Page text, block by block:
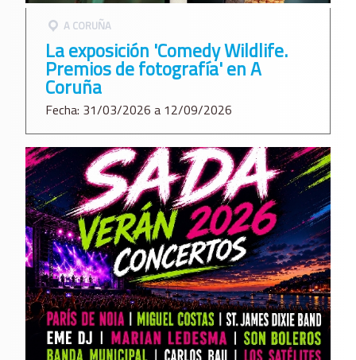
A CORUÑA
La exposición 'Comedy Wildlife.
Premios de fotografía' en A
Coruña
Fecha: 31/03/2026 a 12/09/2026